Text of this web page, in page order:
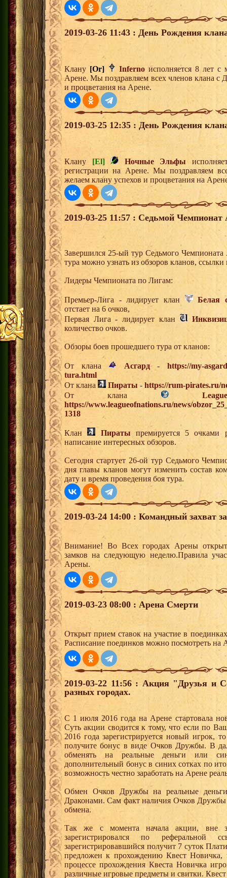
2019-03-26 11:43 : День Рождения
Клану [Or] Inferno исполняется 8 лет с
Арене. Мы поздравляем всех членов клана с
и процветания на Арене.
2019-03-25 12:35 : День Рождения
Клану [El] Ночные Эльфы
регистрации на Арене. Мы поздравляем
желаем клану успехов и процветания на
2019-03-25 11:57 : Седьмой
Завершился 25-ый тур Седьмого
тура можно узнать из обзоров кланов,
Лидеры Чемпионата по Лигам:
Премьер-Лига - лидирует клан
Белая
отстает на 6 очков,
Первая Лига - лидирует клан
количество очков.
Обзоры боев прошедшего тура от кланов:
От клана Асгард-https://my-
tura.html
От клана
Пираты - https://rum-pirates.ru/
От клана
https://www.leagueofnations.ru/news/
1318
Клан Пираты премируется 5 очками
написание интересных обзоров.
Сегодня стартует 26-ой тур Седьмого
дня главы кланов могут изменить состав
дату и время проведения боя тура.
2019-03-24 14:00 : Командный захват
Внимание! Во Всех городах Арены
замков на следующую неделю.Правила
Арены.
2019-03-23 08:00 : Арена Смерти
Открыт прием ставок на участие в
Расписание поединков можно посмотреть на
2019-03-22 11:56 : Акция "Друзья и
разных городах.
С 1 июля 2016 года на Арене стартовала
Суть акции сводится к тому, что если по
2016 года зарегистрируется новый
получите бонус в виде Очков Дружбы. В
обменять на реальные деньги или
дополнительный бонус в синих сотках по
возможность честно заработать на Арене
Обмен Очков Дружбы на реальные деньги
Драконами. Сам факт наличия Очков Дружбы
обмена.
Так же с момента начала акции, вне
зарегистрировался по
зарегистрировавшийся получит 7 суток
предложен к прохождению Квест
процессе прохождения Квеста Новичка
различные игровые предметы и свитки.